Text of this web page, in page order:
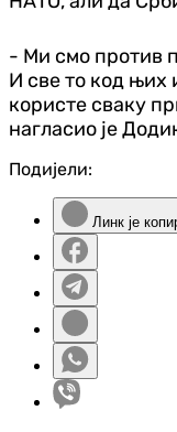
- Ми смо против
И све то код њих
користе сваку
нагласио је
Подијели:
Линк је